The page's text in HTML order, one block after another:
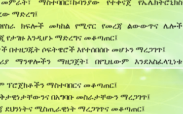
ማስተባበር፣ኩባንያው የተቀናጀ የኤሌክትሮኒክስ
ማድረግ፤
ክፍሎች መካከል የሚኖር የመረጃ ልውውጥና ሌሎች
የታገዙ እንዲሆኑ ማድረግና መቆጣጠር፤
በተዘጋጁት ሶፍትዌሮች እየተሰበሰቡ መሆኑን ማረጋገጥ፤
ማንዋሎችን ማዘጋጀት፤ በየጊዜውም እንደአስፈላጊነቱ
ፕሮጀክቶችን ማስተባበርና መቆጣጠር፤
በአግባቡ መስራታቸውን ማረጋገጥ፤
ደህንነትና ሚስጢራዊነት ማረጋገጥና መቆጣጠር፤